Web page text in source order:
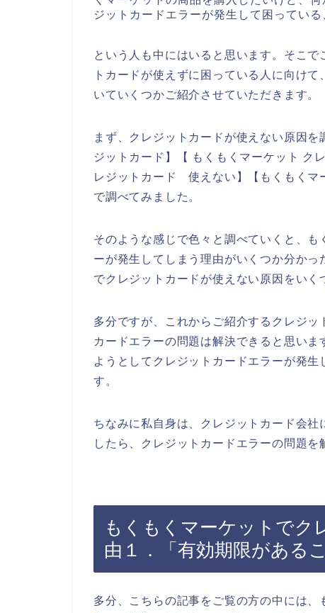
ジットカードエラーが発生して困っている
という人も中にはいると思います。そこ
トカードが使えずに困っている人に向け
いていくつかご紹介させていただきます。
まず、クレジットカードが使えない原因
ジットカード】【 もくもくマーケット ク
レジットカード 使えない】【もくもく
で調べてみました。
そのような感じで色々と調べていくと、
ーが発生してしまう理由がいくつか分か
でクレジットカードが使えない原因をいく
多分ですが、これからご紹介するクレジ
カードエラーの問題は解決できると思い
ようとしてクレジットカードエラーが発
す。
ちなみに私自身は、クレジットカード会
したら、クレジットカードエラーの問題を
もくもくマーケットでク
由１．「有効期限がある
多分、こちらの記事をご覧の方の中には